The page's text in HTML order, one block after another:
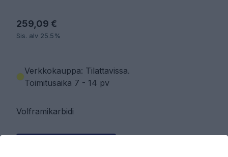
259,09 €
Sis. alv 25.5%
Verkkokauppa: Tilattavissa.
Toimitusaika 7 - 14 pv
Volframikarbidi